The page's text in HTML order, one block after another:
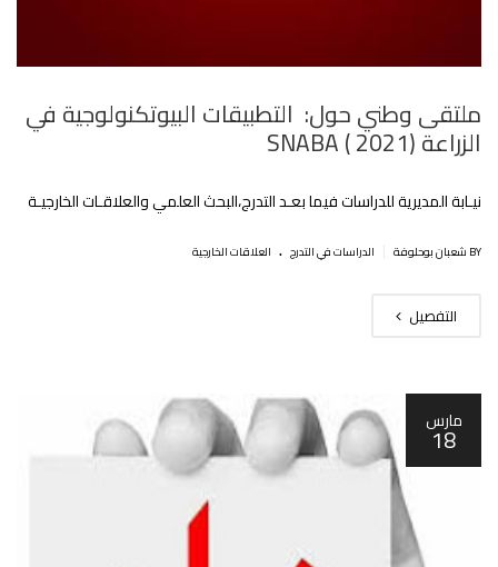
ملتقى وطني حول: التطبيقات البيوتكنولوجية في
الزراعة (SNABA ( 2021
نيـابة المديرية للدراسات فيما بعـد التدرج،البحث العلمي والعلاقـات الخارجيـة
BY شعبان بوحلوفة الدراسات في التدرج . العلاقات الخارجية
التفصيل
مارس
18